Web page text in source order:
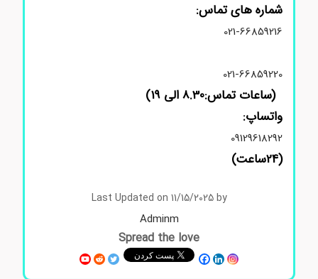
شماره های تماس:
021-66859216
021-66859220
(ساعات تماس:8.30 الی 19)
واتساپ:
09129618292
Last Updated on 11/15/2025 by
Adminm
Spread the love